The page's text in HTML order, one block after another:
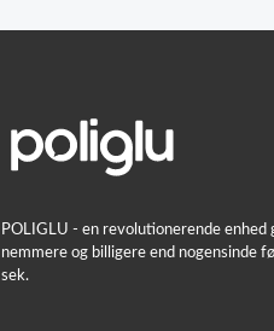
POLIGLU - en revolutionerende
nemmere og billigere end nogensinde
sek.